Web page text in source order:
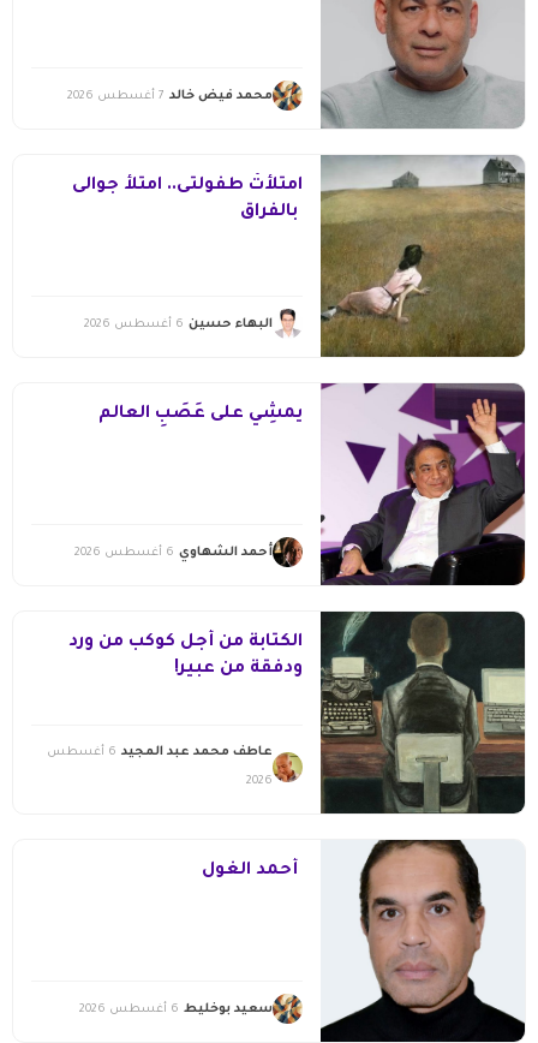
محمد فيض خالد 7 أغسطس 2026
امتلأتْ طفولتى.. امتلأ جوالى
بالفراق
البهاء حسين 6 أغسطس 2026
يمشِي على عَصَبِ العالم
أحمد الشهاوي 6 أغسطس 2026
الكتابة من أجل كوكب من ورد
ودفقة من عبير!
عاطف محمد عبد المجيد 6 أغسطس
2026
أحمد الغول
سعيد بوخليط 6 أغسطس 2026